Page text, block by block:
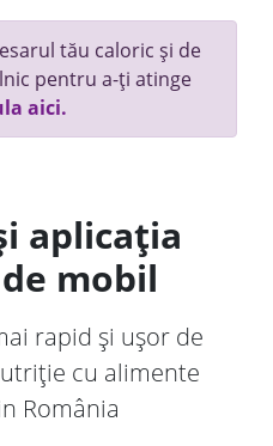
tău caloric și de
pentru a-ți atinge
aici.
aplicația
mobil
rapid și ușor de
cu alimente
România